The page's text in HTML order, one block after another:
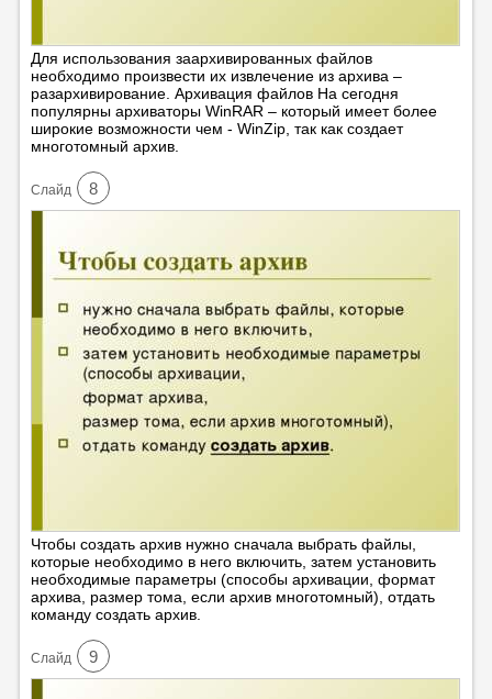
Для использования заархивированных файлов
необходимо произвести их извлечение из архива –
разархивирование. Архивация файлов На сегодня
популярны архиваторы WinRAR – который имеет более
широкие возможности чем - WinZip, так как создает
многотомный архив.
Cлайд 8
Чтобы создать архив нужно сначала выбрать файлы,
которые необходимо в него включить, затем установить
необходимые параметры (способы архивации, формат
архива, размер тома, если архив многотомный), отдать
команду создать архив.
Cлайд 9